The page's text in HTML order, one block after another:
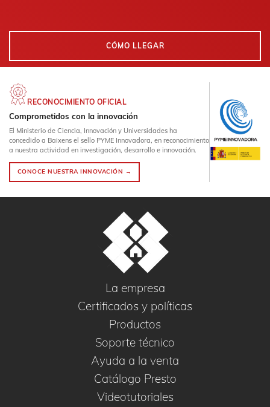
CÓMO LLEGAR
RECONOCIMIENTO OFICIAL
Comprometidos con la innovación
El Ministerio de Ciencia, Innovación y Universidades ha
concedido a Baixens el sello PYME Innovadora, en reconocimiento
a nuestra actividad en investigación, desarrollo e innovación.
CONOCE NUESTRA INNOVACIÓN →
La empresa
Certificados y políticas
Productos
Soporte técnico
Ayuda a la venta
Catálogo Presto
Videotutoriales